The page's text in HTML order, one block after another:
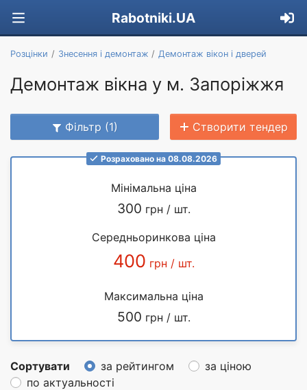
Rabotniki.UA
Розцінки Знесення і демонтаж Демонтаж вікон і дверей
Демонтаж вікна у м. Запоріжжя
Фільтр (1) Створити тендер
Розраховано на 08.08.2026
Мінімальна ціна
300 грн / шт.
Середньоринкова ціна
400 грн / шт.
Максимальна ціна
500 грн / шт.
Сортувати за рейтингом
за ціною
по актуальності